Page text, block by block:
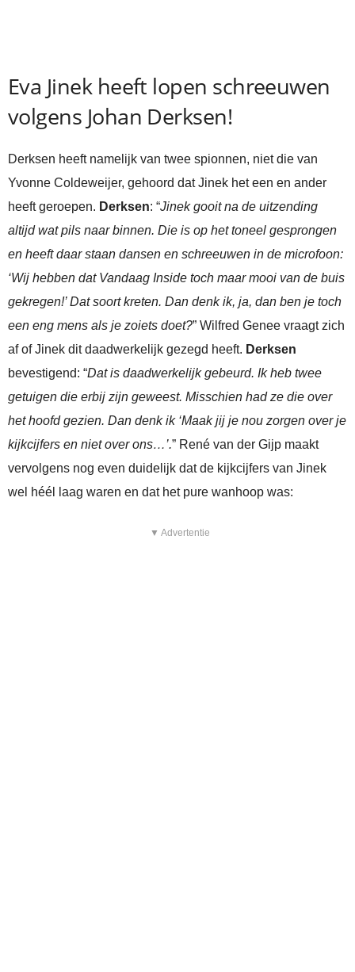
Eva Jinek heeft lopen schreeuwen
volgens Johan Derksen!
Derksen heeft namelijk van twee spionnen, niet die van
Yvonne Coldeweijer, gehoord dat Jinek het een en ander
heeft geroepen. Derksen: “Jinek gooit na de uitzending
altijd wat pils naar binnen. Die is op het toneel gesprongen
en heeft daar staan dansen en schreeuwen in de microfoon:
‘Wij hebben dat Vandaag Inside toch maar mooi van de buis
gekregen!’ Dat soort kreten. Dan denk ik, ja, dan ben je toch
een eng mens als je zoiets doet?” Wilfred Genee vraagt zich
af of Jinek dit daadwerkelijk gezegd heeft. Derksen
bevestigend: “Dat is daadwerkelijk gebeurd. Ik heb twee
getuigen die erbij zijn geweest. Misschien had ze die over
het hoofd gezien. Dan denk ik ‘Maak jij je nou zorgen over je
kijkcijfers en niet over ons…’.” René van der Gijp maakt
vervolgens nog even duidelijk dat de kijkcijfers van Jinek
wel héél laag waren en dat het pure wanhoop was:
▼ Advertentie